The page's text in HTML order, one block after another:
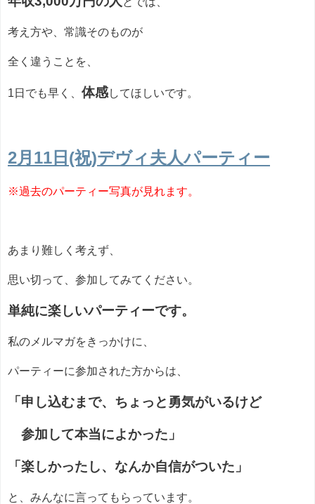
考え方や、常識そのものが
全く違うことを、
1日でも早く、 体感してほしいです。
2月11日(祝)デヴィ夫人パーティー
※過去のパーティー写真が見れます。
あまり難しく考えず、
思い切って、参加してみてください。
単純に楽しいパーティーです。
私のメルマガをきっかけに、
パーティーに参加された方からは、
「申し込むまで、ちょっと勇気がいるけど
参加して本当によかった」
「楽しかったし、なんか自信がついた」
と、みんなに言ってもらっています。